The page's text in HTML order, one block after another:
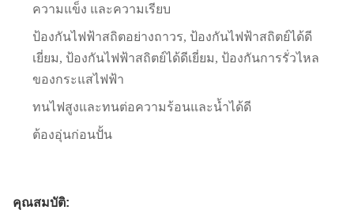
ความแข็ง และความเรียบ
ป้องกันไฟฟ้าสถิตอย่างถาวร, ป้องกันไฟฟ้าสถิตย์ได้ดี
เยี่ยม, ป้องกันไฟฟ้าสถิตย์ได้ดีเยี่ยม, ป้องกันการรั่วไหล
ของกระแสไฟฟ้า
ทนไฟสูงและทนต่อความร้อนและน้ำได้ดี
ต้องอุ่นก่อนปั้น
คุณสมบัติ: